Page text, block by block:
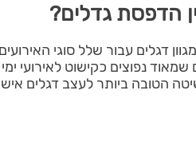
הדפסת גדלים?
דגלים עבור שלל סוגי
נפוצים כקישוט לאירועי
הטובה ביותר לעצב דגלים